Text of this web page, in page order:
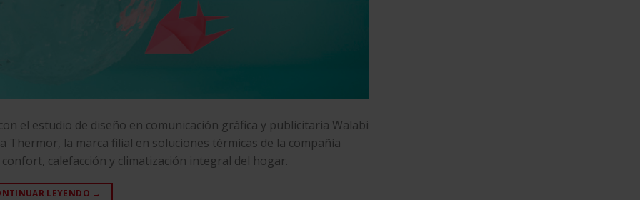
el estudio de diseño en comunicación gráfica y publicitaria Walabi
Thermor, la marca filial en soluciones térmicas de la compañía
calefacción y climatización integral del hogar.
LEYENDO →